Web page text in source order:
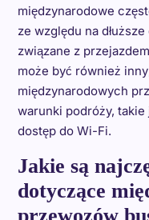
międzynarodowe
ze względu na
związane z
może być również
międzynarodowych
warunki podróży,
dostęp do Wi-Fi.
Jakie są
dotyczące